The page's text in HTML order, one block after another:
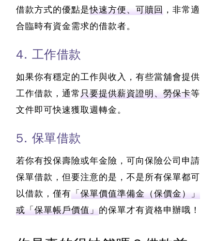
借款方式的優點是快速方便、可贖回 ，非常適
合臨時有資金需求的借款者。
4. 工作借款
如果你有穩定的工作與收入，有些當舖會提供
工作借款，通常只要提供薪資證明、勞保卡等
文件即可快速獲取週轉金。
5. 保單借款
若你有投保壽險或年金險，可向保險公司申請
保單借款，但要注意的是，不是所有保單都可
以借款，僅有「保單價值準備金（保價金）」
或「保單帳戶價值」的保單才有資格申辦哦！